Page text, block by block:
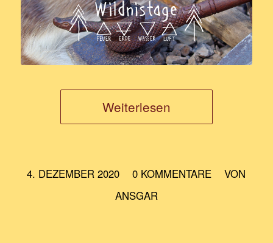
Weiterlesen
4. DEZEMBER 2020
/ 0 KOMMENTARE
/
VON
ANSGAR